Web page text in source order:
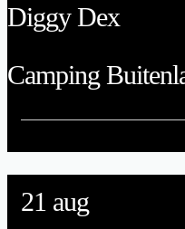
Diggy Dex
Camping
21 aug